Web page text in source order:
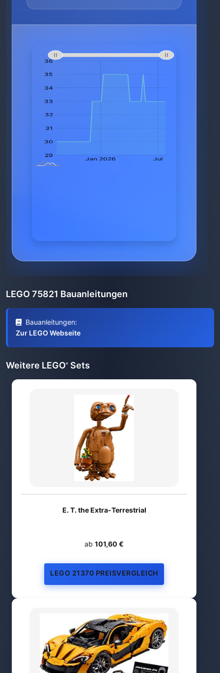
LEGO 75821 Bauanleitungen
Bauanleitungen:
Zur LEGO Webseite
Weitere LEGO® Sets
E. T. the Extra-Terrestrial
ab 101,60 €
LEGO 21370 PREISVERGLEICH